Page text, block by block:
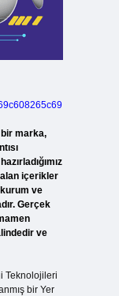
marka,
içerikler
ve
Gerçek
ve
Teknolojileri
bir Yer